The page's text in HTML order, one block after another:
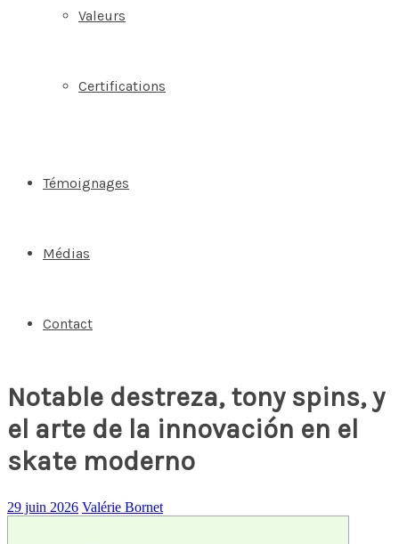
Valeurs
Certifications
Témoignages
Médias
Contact
Notable destreza, tony spins, y
el arte de la innovación en el
skate moderno
29 juin 2026 Valérie Bornet